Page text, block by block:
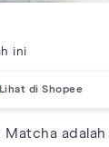
ini
Lihat di Shopee
Matcha